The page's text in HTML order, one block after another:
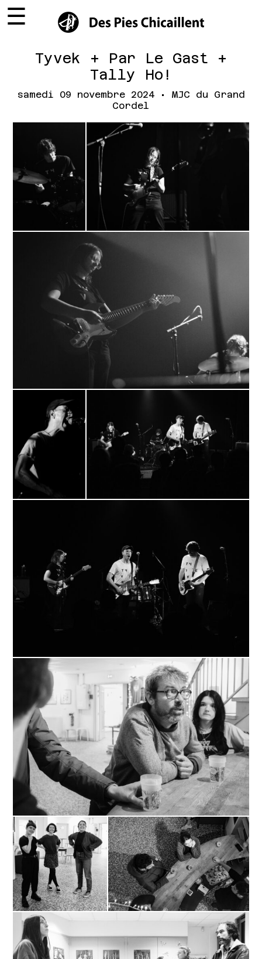
☰
Tyvek + Par Le Gast +
Tally Ho!
samedi 09 novembre 2024 • MJC du Grand
Cordel